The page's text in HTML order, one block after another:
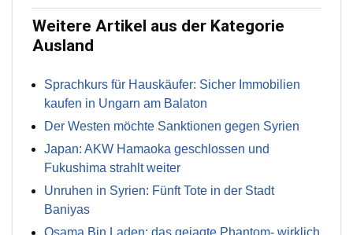
Weitere Artikel aus der Kategorie
Ausland
Sprachkurs für Hauskäufer: Sicher Immobilien
kaufen in Ungarn am Balaton
Der Westen möchte Sanktionen gegen Syrien
Japan: AKW Hamaoka geschlossen und
Fukushima strahlt weiter
Unruhen in Syrien: Fünft Tote in der Stadt
Baniyas